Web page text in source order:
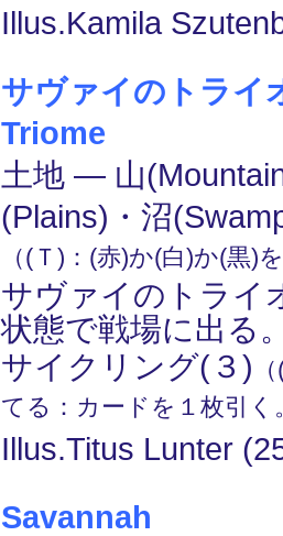
Illus.Kamila
サヴァイのトライ
Triome
土地 ― 山
(Plains)・沼
（(Ｔ)：(赤)か(白)か(黒)
サヴァイのトライ
状態で戦場に出る
サイクリング(３)
てる：カードを１枚引く
Illus.Titus Lunter
Savannah